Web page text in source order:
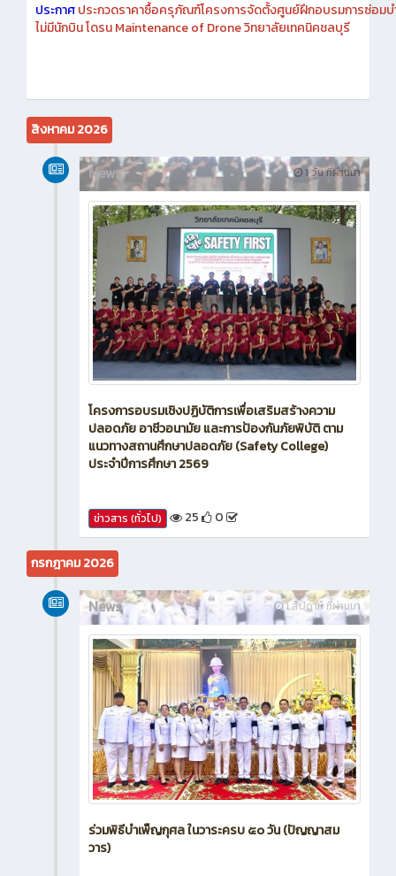
ประกาศประกวดราคาซื้อครุภัณฑ์โครงการจัดตั้งศูนย์ฝึกอบรมการซ่อมบ
ไม่มีนักบิน โดรน Maintenance of Drone วิทยาลัยเทคนิคชลบุรี
สิงหาคม 2026
1 วัน ที่ผ่านมา
News
โครงการอบรมเชิงปฏิบัติการเพื่อเสริมสร้างความ
ปลอดภัย อาชีวอนามัย และการป้องกันภัยพิบัติ ตาม
แนวทางสถานศึกษาปลอดภัย (Safety College)
ประจำปีการศึกษา 2569
ข่าวสาร (ทั่วไป) 25 0
กรกฎาคม 2026
1 สัปดาห์ ที่ผ่านมา
News
ร่วมพิธีบำเพ็ญกุศล ในวาระครบ ๕๐ วัน (ปัญญาสม
วาร)